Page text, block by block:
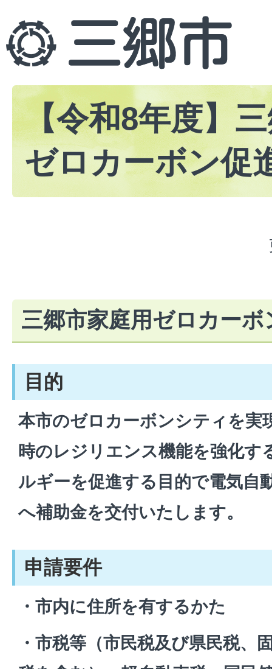
【令和8年度】
ゼロカーボン促
三郷市家庭用ゼロカーボ
目的
本市のゼロカーボンシティを実
時のレジリエンス機能を強化す
ルギーを促進する目的で電気自
へ補助金を交付いたします。
申請要件
・市内に住所を有するかた
・市税等（市民税及び県民税、